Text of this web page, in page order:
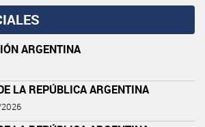
ARGENTINA
LA REPÚBLICA ARGENTINA